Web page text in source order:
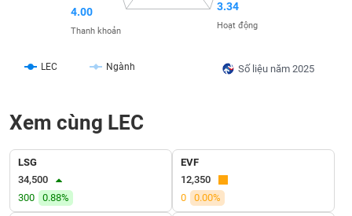
Số liệu năm 2025
LEC Ngành
3.34
Hoạt động
4.00
Thanh khoản
Xem cùng LEC
LSG
34,500
300
0.88%
EVF
12,350
0
0.00%
TÀI
CHÍNH
CÔNG